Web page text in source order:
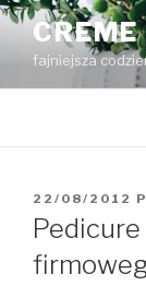
Przejdź
treścifajniejsza
W
22/08/2012